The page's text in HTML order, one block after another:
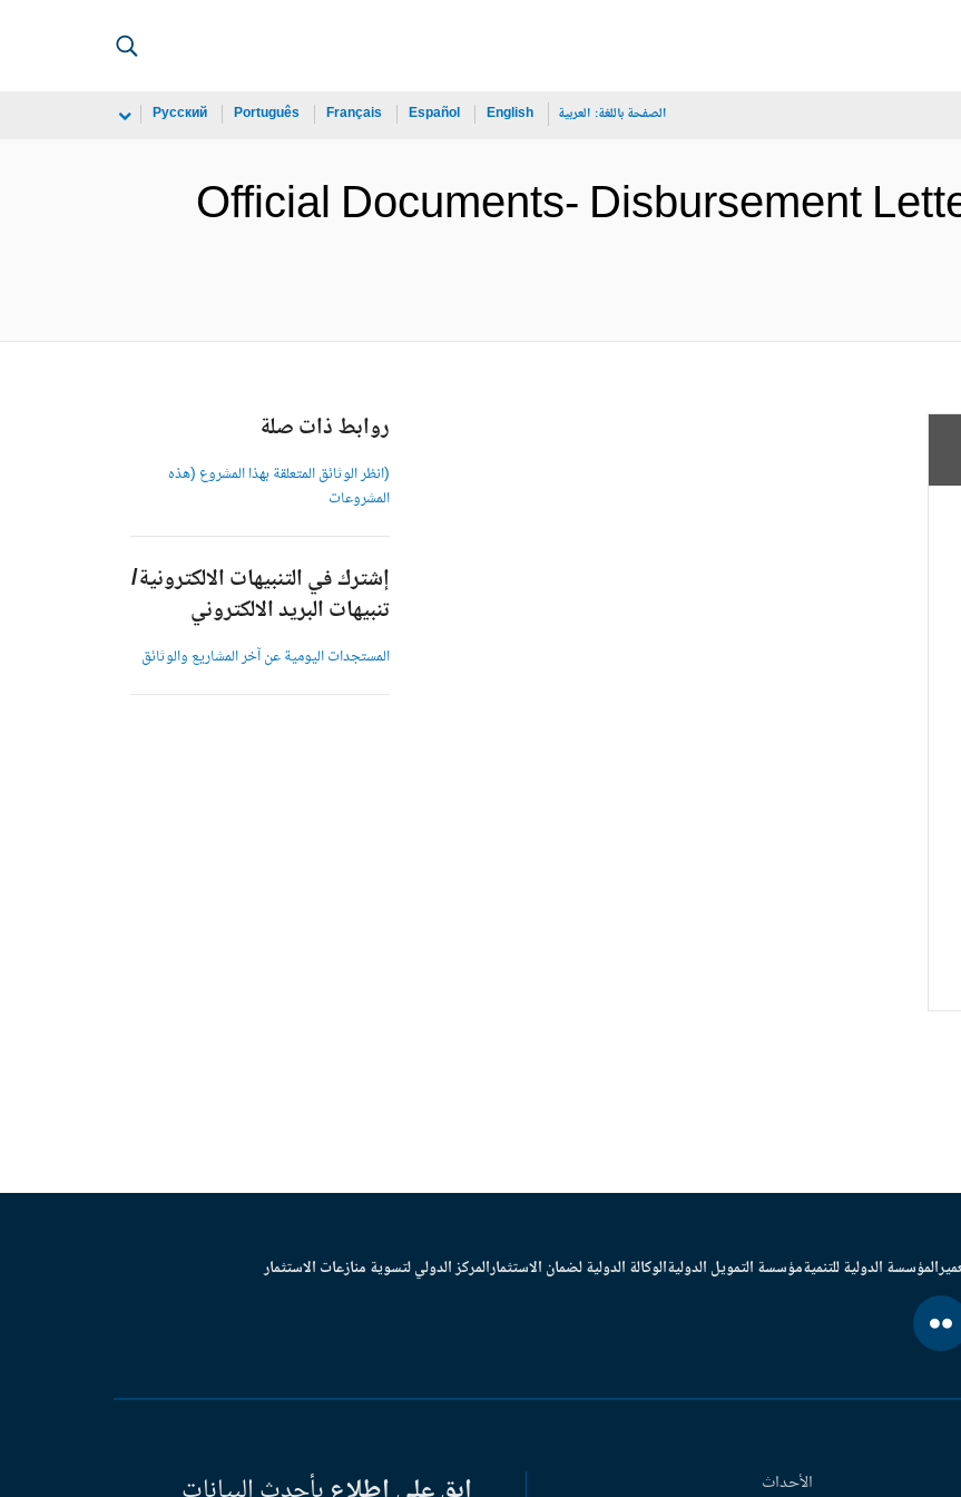
الصفحة باللغة: العربية English
Español
Français
Português
Русский
Official Documents- Disbursement
روابط ذات صلة
(انظر الوثائق المتعلقة بهذا المشروع (هذه
المشروعات
إشترك في التنبيهات الالكترونية/
تنبيهات البريد الالكتروني
المستجدات اليومية عن آخر المشاريع والوثائق
المؤسسة الدولية للتنميةمؤسسة التمويل الدوليةالوكالة الدولية لضمان الاستثمارالمركز الدولي لتسوية منازعات الاستثمار
الأحداث